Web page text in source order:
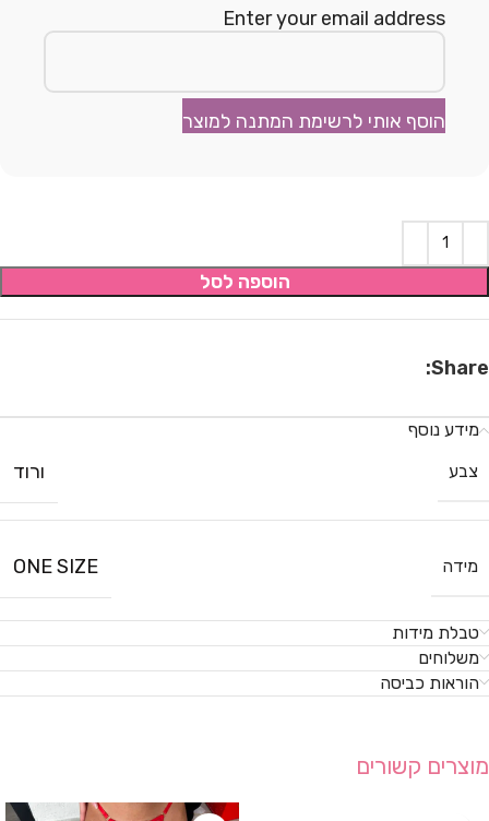
Enter your email address
הוסף אותי לרשימת המתנה למוצר
הוספה לסל
Share:
מידע נוסף
צבע
ורוד
מידה ONE SIZE
טבלת מידות
משלוחים
הוראות כביסה
מוצרים קשורים